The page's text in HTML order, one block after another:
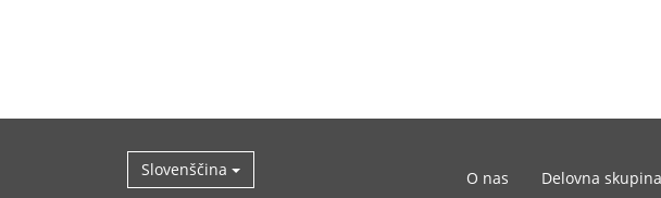
Slovenščina O nas Delovna skupina